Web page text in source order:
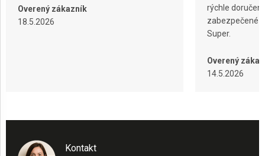
Overený zákazník
18.5.2026
rýchle
zabezpečené
Super.
Overený
14.5.2026
Kontakt